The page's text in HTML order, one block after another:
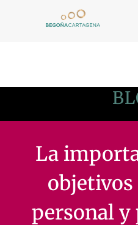
La
objetivos
personal y